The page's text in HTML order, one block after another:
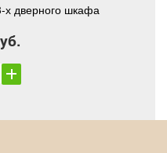
х дверного шкафа